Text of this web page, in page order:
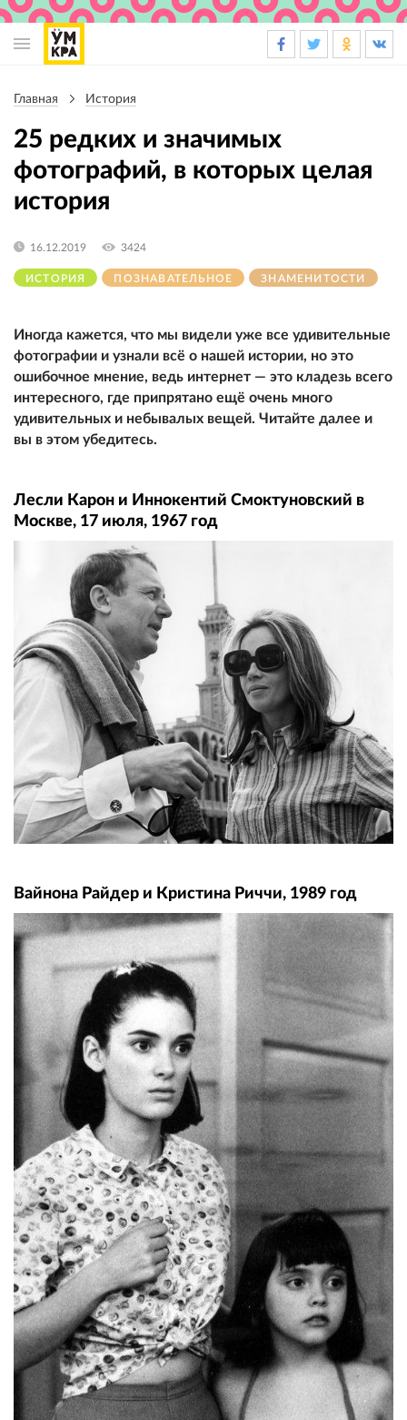
навигации
Главная История
25 редких и значимых
фотографий, в которых целая
история
ИСТОРИЯ ПОЗНАВАТЕЛЬНОЕ ЗНАМЕНИТОСТИ
16.12.2019 3424
Иногда кажется, что мы видели уже все удивительные
фотографии и узнали всё о нашей истории, но это
ошибочное мнение, ведь интернет — это кладезь всего
интересного, где припрятано ещё очень много
удивительных и небывалых вещей. Читайте далее и
вы в этом убедитесь.
Лесли Карон и Иннокентий Смоктуновский в
Москве, 17 июля, 1967 год
Вайнона Райдер и Кристина Риччи, 1989 год